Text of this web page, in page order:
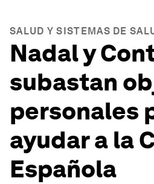
SALUD Y SISTEMAS DE
Nadal y
subastan
personales
ayudar a la
Española